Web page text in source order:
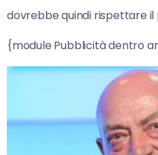
dovrebbe quindi rispettare il
{module Pubblicità dentro